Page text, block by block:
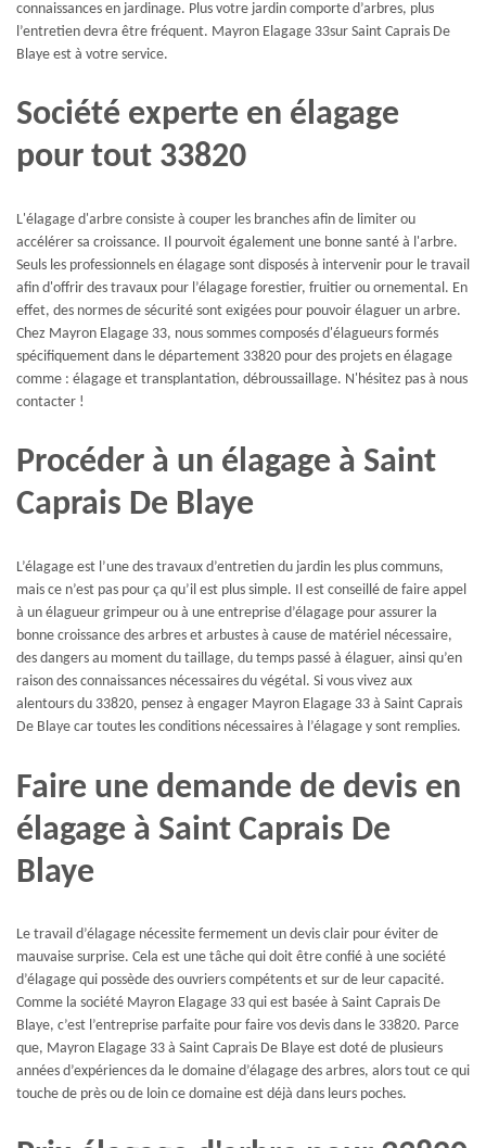
connaissances en jardinage. Plus votre jardin comporte d’arbres, plus
l’entretien devra être fréquent. Mayron Elagage 33sur Saint Caprais De
Blaye est à votre service.
Société experte en élagage
pour tout 33820
L'élagage d'arbre consiste à couper les branches afin de limiter ou
accélérer sa croissance. Il pourvoit également une bonne santé à l'arbre.
Seuls les professionnels en élagage sont disposés à intervenir pour le travail
afin d'offrir des travaux pour l’élagage forestier, fruitier ou ornemental. En
effet, des normes de sécurité sont exigées pour pouvoir élaguer un arbre.
Chez Mayron Elagage 33, nous sommes composés d'élagueurs formés
spécifiquement dans le département 33820 pour des projets en élagage
comme : élagage et transplantation, débroussaillage. N'hésitez pas à nous
contacter !
Procéder à un élagage à Saint
Caprais De Blaye
L’élagage est l’une des travaux d’entretien du jardin les plus communs,
mais ce n’est pas pour ça qu’il est plus simple. Il est conseillé de faire appel
à un élagueur grimpeur ou à une entreprise d’élagage pour assurer la
bonne croissance des arbres et arbustes à cause de matériel nécessaire,
des dangers au moment du taillage, du temps passé à élaguer, ainsi qu’en
raison des connaissances nécessaires du végétal. Si vous vivez aux
alentours du 33820, pensez à engager Mayron Elagage 33 à Saint Caprais
De Blaye car toutes les conditions nécessaires à l’élagage y sont remplies.
Faire une demande de devis en
élagage à Saint Caprais De
Blaye
Le travail d’élagage nécessite fermement un devis clair pour éviter de
mauvaise surprise. Cela est une tâche qui doit être confié à une société
d’élagage qui possède des ouvriers compétents et sur de leur capacité.
Comme la société Mayron Elagage 33 qui est basée à Saint Caprais De
Blaye, c’est l’entreprise parfaite pour faire vos devis dans le 33820. Parce
que, Mayron Elagage 33 à Saint Caprais De Blaye est doté de plusieurs
années d’expériences da le domaine d’élagage des arbres, alors tout ce qui
touche de près ou de loin ce domaine est déjà dans leurs poches.